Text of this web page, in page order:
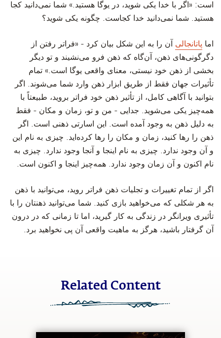
است: «اگر با خدا یکی شوید، در یوگا هستید.» شما نمی‌دانید کجا
هستید. شما نمی‌دانید خدا کجاست. چگونه یکی شوید؟
‫اما پاتانجالی آن را به این شکل بیان کرد - «فراتر رفتن از
دگرگونی‌های ذهن، آن‌گاه که ذهن فرو می‌نشیند و تو دیگر
بخشی از ذهن خود نیستی، معنای واقعی یوگا است.» تمام
تأثیرات جهان فقط از طریق ابزار ذهن وارد شما می‌شوند. اگر
بتوانید با آگاهی کامل، از تأثیر ذهن خود فراتر بروید، طبیعتاً با
همه‌چیز یکی می‌شوید. جدایی - من و تو، زمان و مکان - فقط
به دلیل ذهن به وجود آمده است. این اسارتی ذهنی است. اگر
ذهن را رها کنید، زمان و مکان را رها کرده‌اید. چیزی به نام این
و آن وجود ندارد. چیزی به نام اینجا و آنجا وجود ندارد. چیزی به
نام اکنون و آن زمان وجود ندارد. همه‌چیز اینجا و اکنون است.
‫اگر از تمام تغییرات و تجلیات ذهن فراتر روید، می‌توانید با ذهن
به هر شکلی که می‌خواهید بازی کنید. شما می‌توانید ذهنتان را با
تأثیری ویرانگر در زندگی به کار گیرید، اما تا زمانی که در درون
آن گرفتار باشید، هرگز به ماهیت واقعی آن پی نخواهید برد.
Related Content